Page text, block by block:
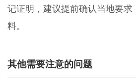
记证明，建议提前确认当地要求
料。
其他需要注意的问题